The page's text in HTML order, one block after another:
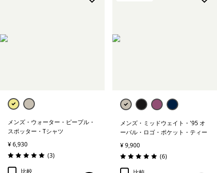
メンズ・ウォーター・ピープル・
スポッター・Tシャツ
¥ 6,930
評価: 5.0 / 5
(3レビュー
)
メンズ・ミッドウェイト・'95 オ
ーバル・ロゴ・ポケット・ティー
¥ 9,900
評価: 5.0 / 5
(6レビュー
)